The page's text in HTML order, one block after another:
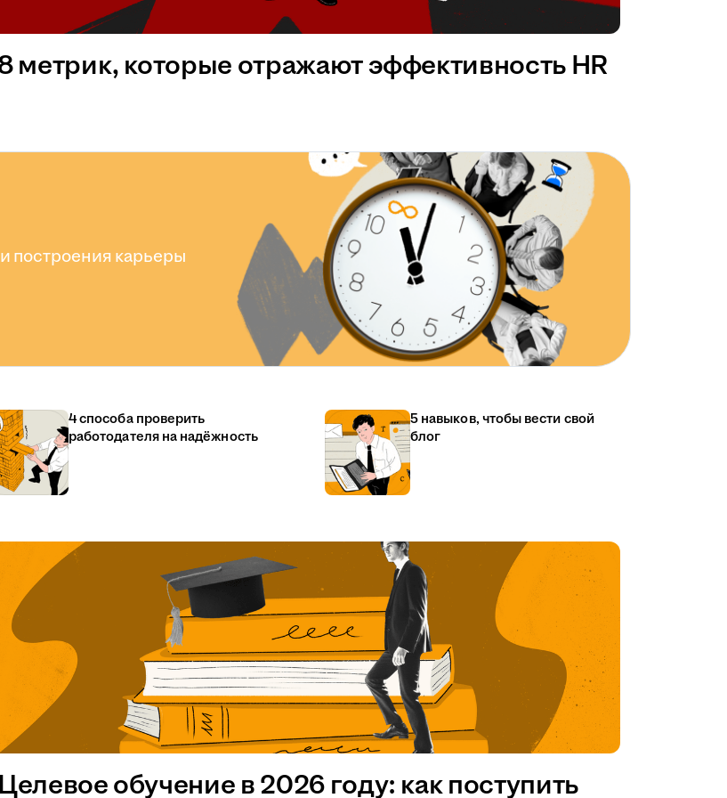
метрик, которые отражают эффективность HR
построения карьеры
4 способа проверить
работодателя на надёжность
5 навыков, чтобы вести свой
блог
Целевое обучение в 2026 году: как поступить